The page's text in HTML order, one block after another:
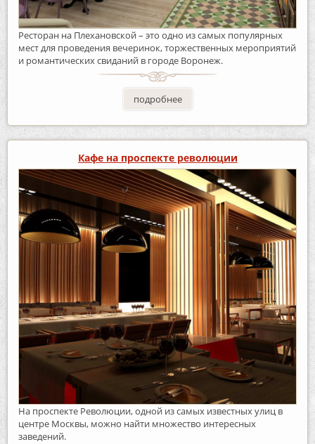
Ресторан на Плехановской – это одно из самых популярных
мест для проведения вечеринок, торжественных мероприятий
и романтических свиданий в городе Воронеж.
подробнее
Кафе на проспекте революции
На проспекте Революции, одной из самых известных улиц в
центре Москвы, можно найти множество интересных
заведений.